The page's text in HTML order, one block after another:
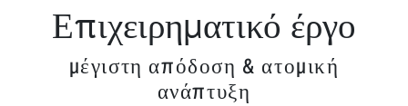
Επιχειρηματικό έργο
μέγιστη απόδοση & ατομική
ανάπτυξη